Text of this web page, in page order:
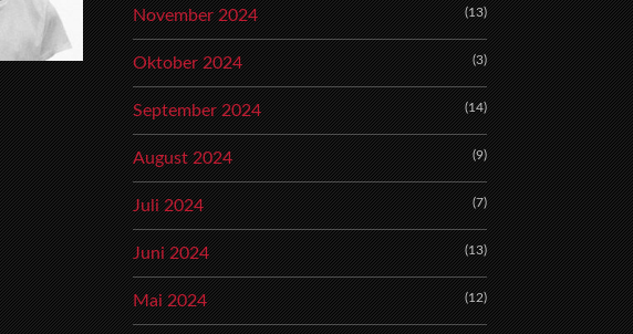
November 2024 (13)
Oktober 2024 (3)
September 2024 (14)
August 2024 (9)
Juli 2024 (7)
Juni 2024 (13)
Mai 2024 (12)